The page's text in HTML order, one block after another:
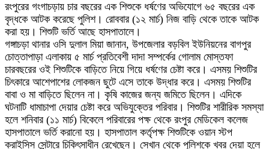
রংপুরের গংগাচড়ায় চার বছরের এক শিশুকে ধর্ষণের অভিযোগে ৬৫ বছরের এক
বৃদ্ধকে আটক করেছে পুলিশ। রোববার (১২ মার্চ) নিজ বাড়ি থেকে তাকে আটক
করা হয়। শিশুটি ভর্তি আছে হাসপাতালে।
গঙ্গাচড়া থানার ওসি দুলাল মিয়া জানান, উপজেলার বড়বিল ইউনিয়নের বাগপুর
চোত্তাপাড়া এলাকায় ৫ মার্চ প্রতিবেশী দাদা সম্পর্কের গোলাম মোস্তফা
চারবছরের ওই শিশুটিকে বাড়িতে নিয়ে গিয়ে ধর্ষণের চেষ্টা করে। এসময় শিশুটির
চিৎকারে আশেপাশের লোকজন ছুটে এসে তাকে উদ্ধার করে। এসময় শিশুটির
বাবা ও মা বাড়িতে ছিলেন না। কৃষি কাজের জন্য জমিতে ছিলেন। এদিকে
ঘটনাটি ধামাচাপা দেয়ার চেষ্টা করে অভিযুক্তের পরিবার। শিশুটির শারীরিক সমস্যা
হলে শনিবার (১১ মার্চ) বিকেলে পরিবারের পক্ষ থেকে রংপুর মেডিকেল কলেজ
হাসপাতালে ভর্তি করানো হয়। হাসপাতাল কর্তৃপক্ষ শিশুটিকে ওয়ান স্টপ
ক্রাইসিস সেন্টারে চিকিৎসাধীন রেখেছেন। সেখান থেকে পুলিশকে খবর দেয়া হলে